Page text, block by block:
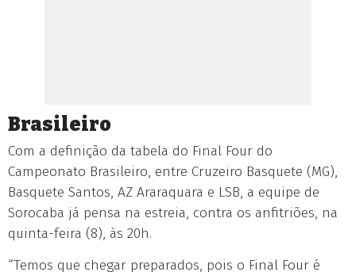
Brasileiro
Com a definição da tabela do Final Four do
Campeonato Brasileiro, entre Cruzeiro Basquete (MG),
Basquete Santos, AZ Araraquara e LSB, a equipe de
Sorocaba já pensa na estreia, contra os anfitriões, na
quinta-feira (8), às 20h.
“Temos que chegar preparados, pois o Final Four é